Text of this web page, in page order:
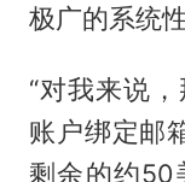
极广的系统
“对我来说
账户绑定邮
剩余的约50